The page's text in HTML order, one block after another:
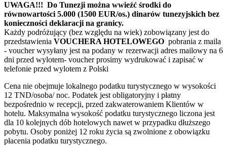
UWAGA!!! Do Tunezji można wwieźć środki do
równowartości 5.000 (1500 EUR/os.) dinarów tunezyjskich bez
konieczności deklaracji na granicy.
Każdy podróżujący (bez względu na wiek) zobowiązany jest do
przedstawienia VOUCHERA HOTELOWEGO pobrania z maila
- voucher wysyłany jest na podany w rezerwacji adres mailowy na 6
dni przed wylotem- voucher prosimy wydrukować i zapisać w
telefonie przed wylotem z Polski
Cena nie obejmuje lokalnego podatku turystycznego w wysokości
12 TND/osoba/ noc. Podatek jest obligatoryjny i płatny
bezpośrednio w recepcji, przed zakwaterowaniem Klientów w
hotelu. Maksymalna wysokość podatku turystycznego liczona jest
dla 10 kolejnych dób hotelowych nawet w przypadku dłuższego
pobytu. Osoby poniżej 12 roku życia są zwolnione z obowiązku
płacenia podatku turystycznego.